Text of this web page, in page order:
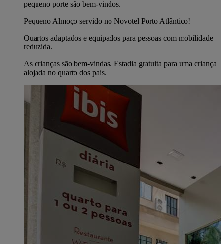
pequeno porte são bem-vindos.
Pequeno Almoço servido no Novotel Porto Atlântico!
Quartos adaptados e equipados para pessoas com mobilidade
reduzida.
As crianças são bem-vindas. Estadia gratuita para uma criança
alojada no quarto dos pais.